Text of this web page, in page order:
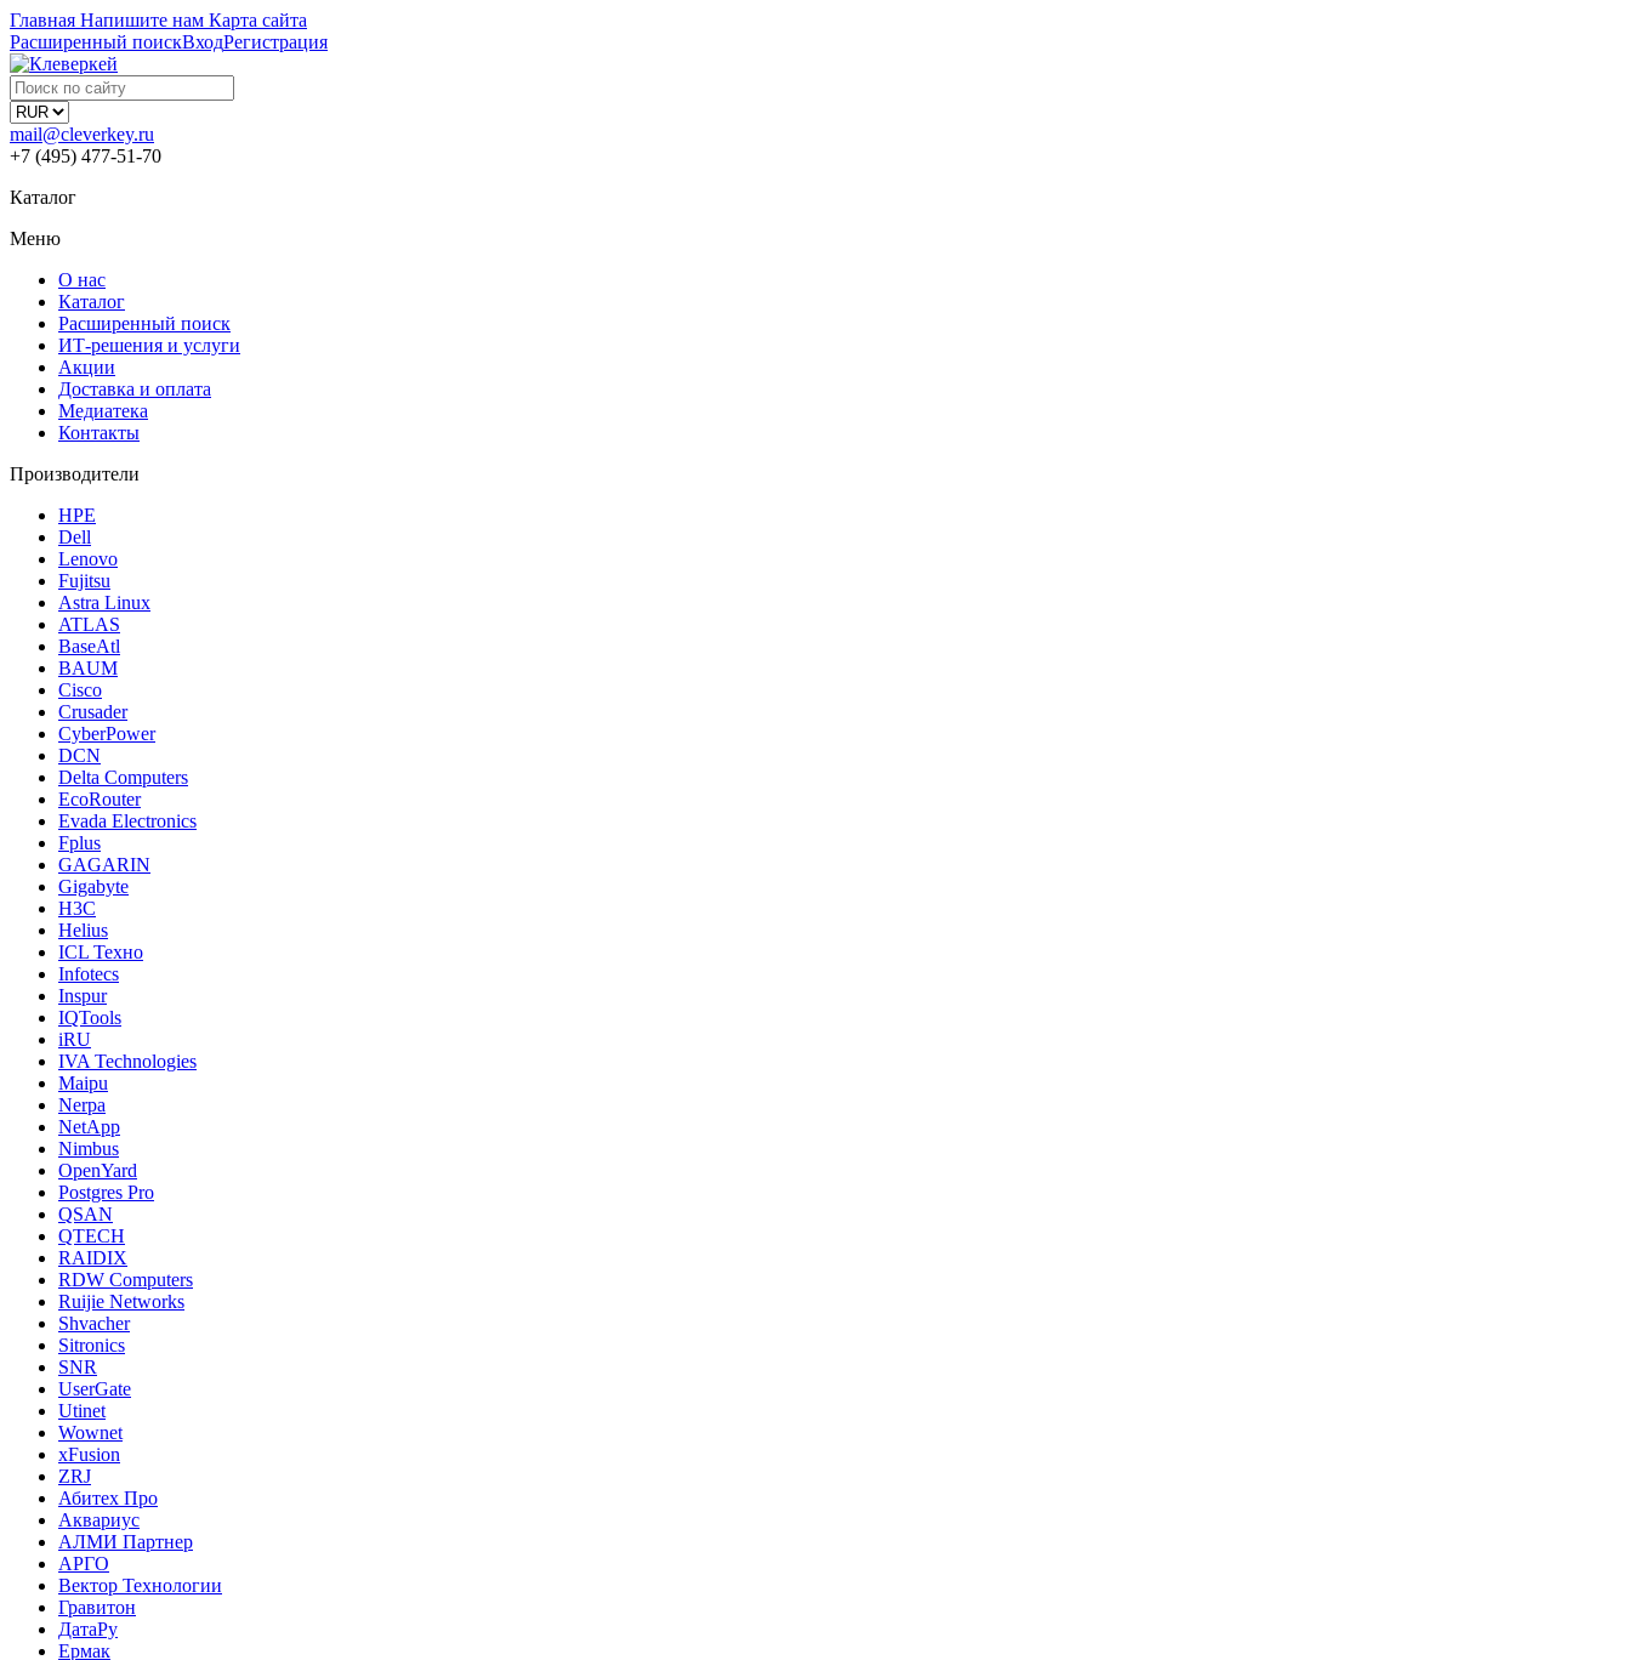
Главная Напишите нам Карта сайта
Расширенный поискВходРегистрация
mail@cleverkey.ru
+7 (495) 477-51-70
Каталог
Меню
О нас
Каталог
Расширенный поиск
ИТ-решения и услуги
Акции
Доставка и оплата
Медиатека
Контакты
Производители
HPE
Dell
Lenovo
Fujitsu
Astra Linux
ATLAS
BaseAtl
BAUM
Cisco
Crusader
CyberPower
DCN
Delta Computers
EcoRouter
Evada Electronics
Fplus
GAGARIN
Gigabyte
H3C
Helius
ICL Техно
Infotecs
Inspur
IQTools
iRU
IVA Technologies
Maipu
Nerpa
NetApp
Nimbus
OpenYard
Postgres Pro
QSAN
QTECH
RAIDIX
RDW Computers
Ruijie Networks
Shvacher
Sitronics
SNR
UserGate
Utinet
Wownet
xFusion
ZRJ
Абитех Про
Аквариус
АЛМИ Партнер
АРГО
Вектор Технологии
Гравитон
ДатаРу
Ермак